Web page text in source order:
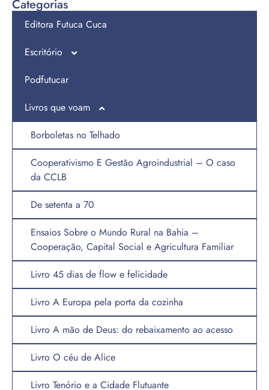
Categorias
Editora Futuca Cuca
Escritório
Jornada de Empreendedores
Clube da História
Podfutucar
Livros que voam
Borboletas no Telhado
Cooperativismo E Gestão Agroindustrial – O caso
da CCLB
De setenta a 70
Ensaios Sobre o Mundo Rural na Bahia –
Cooperação, Capital Social e Agricultura Familiar
Livro 45 dias de flow e felicidade
Livro A Europa pela porta da cozinha
Livro A mão de Deus: do rebaixamento ao acesso
Livro O céu de Alice
Livro Tenório e a Cidade Flutuante